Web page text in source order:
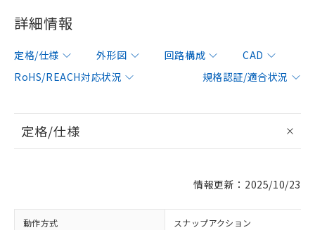
詳細情報
定格/仕様 外形図 回路構成
CAD
RoHS/REACH対応状況
規格認証/適合状況
定格/仕様
情報更新：2025/10/23
動作方式 スナップアクション